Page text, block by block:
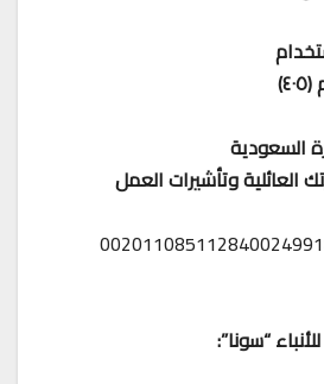
السعودية
العائلية وتأشيرات العمل
“سونا”: